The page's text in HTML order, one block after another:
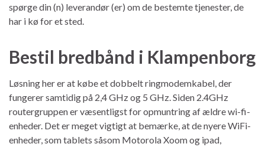
spørge din (n) leverandør (er) om de bestemte tjenester, de
har i kø for et sted.
Bestil bredbånd i Klampenborg
Løsning her er at købe et dobbelt ringmodemkabel, der
fungerer samtidig på 2,4 GHz og 5 GHz. Siden 2.4GHz
routergruppen er væsentligst for opmuntring af ældre wi-fi-
enheder. Det er meget vigtigt at bemærke, at de nyere WiFi-
enheder, som tablets såsom Motorola Xoom og ipad,